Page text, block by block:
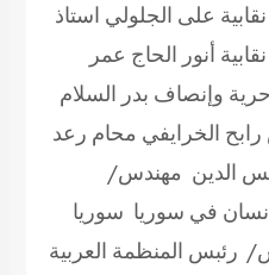
على الجلولي استاذ
أنور الحاج عمر
وإنصاف بدر السلام
الخرايفي محام رعد
الدين مهندس/
في سوريا سوريا
رئبس المنظمة العربية